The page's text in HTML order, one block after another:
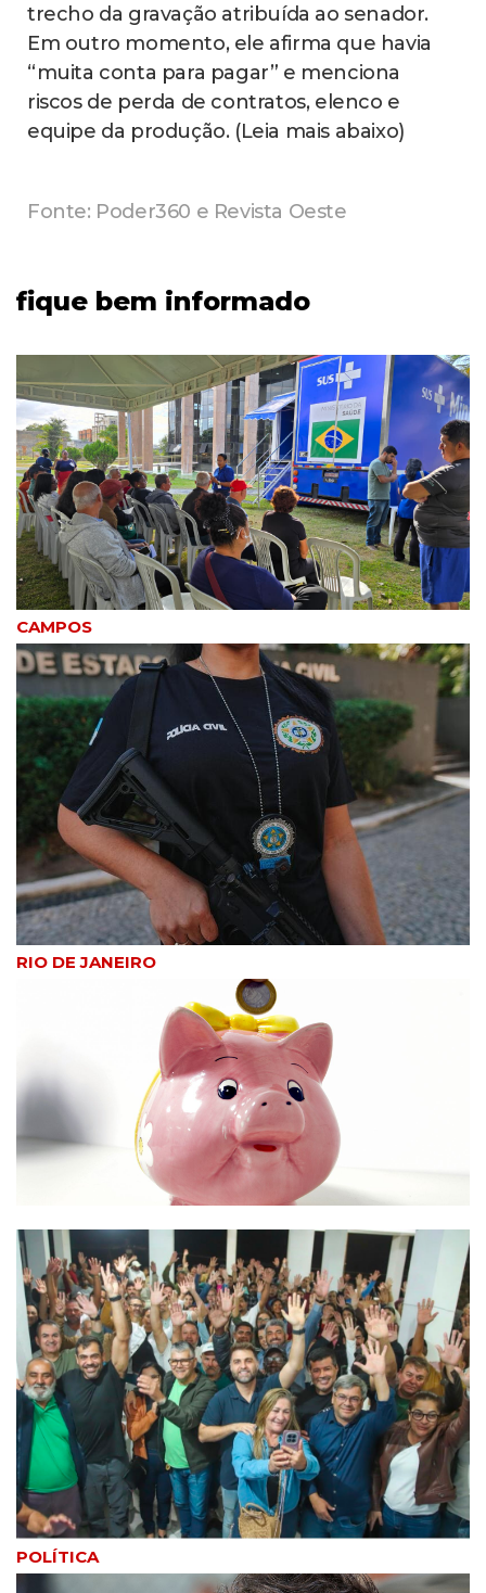
trecho da gravação atribuída ao senador.
Em outro momento, ele afirma que havia
“muita conta para pagar” e menciona
riscos de perda de contratos, elenco e
equipe da produção. (Leia mais abaixo)
Fonte: Poder360 e Revista Oeste
fique bem informado
CAMPOS
RIO DE JANEIRO
POLÍTICA